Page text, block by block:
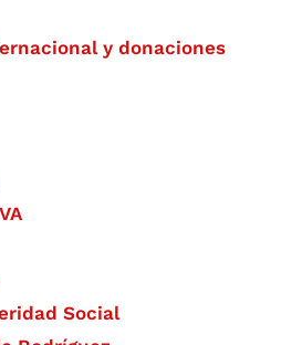
y donaciones
Social